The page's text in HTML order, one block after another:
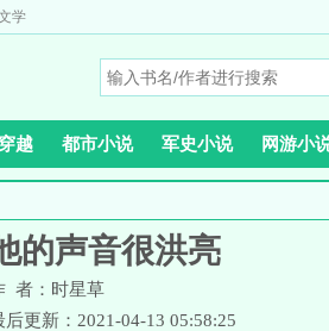
学
越 都市小说 军史小说 网游小
的声音很洪亮
者：时星草
后更新：2021-04-13 05:58:25